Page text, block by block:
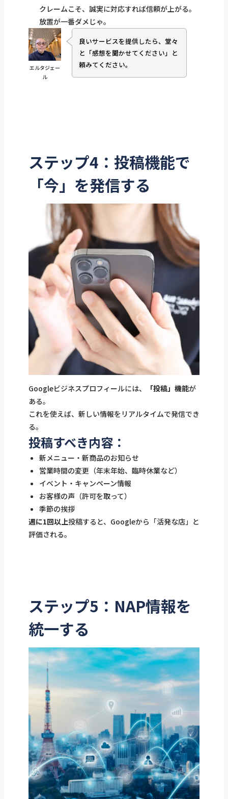
クレームこそ、誠実に対応すれば信頼が上がる。
放置が一番ダメじゃ。
エルタジェー
ル
良いサービスを提供したら、堂々
と「感想を聞かせてください」と
頼みてください。
ステップ4：投稿機能で
「今」を発信する
Googleビジネスプロフィールには、 「投稿」機能が
ある。
これを使えば、新しい情報をリアルタイムで発信でき
る。
投稿すべき内容：
新メニュー・新商品のお知らせ
営業時間の変更（年末年始、臨時休業など）
イベント・キャンペーン情報
お客様の声（許可を取って）
季節の挨拶
週に1回以上投稿すると、Googleから「活発な店」と
評価される。
ステップ5：NAP情報を
統一する